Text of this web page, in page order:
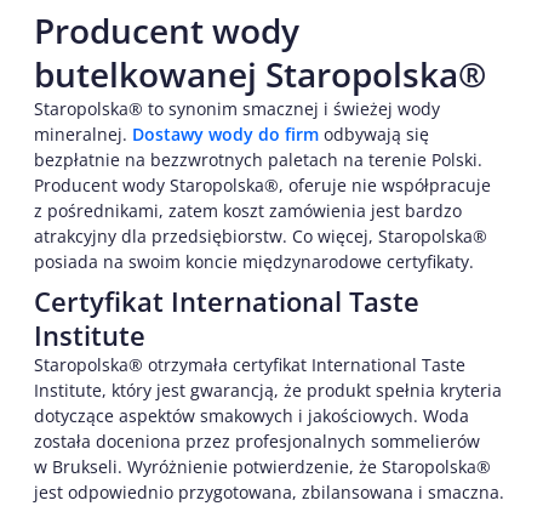
Producent wody
butelkowanej Staropolska®
Staropolska® to synonim smacznej i świeżej wody
mineralnej. Dostawy wody do firm odbywają się
bezpłatnie na bezzwrotnych paletach na terenie Polski.
Producent wody Staropolska®, oferuje nie współpracuje
z pośrednikami, zatem koszt zamówienia jest bardzo
atrakcyjny dla przedsiębiorstw. Co więcej, Staropolska®
posiada na swoim koncie międzynarodowe certyfikaty.
Certyfikat International Taste
Institute
Staropolska® otrzymała certyfikat International Taste
Institute, który jest gwarancją, że produkt spełnia kryteria
dotyczące aspektów smakowych i jakościowych. Woda
została doceniona przez profesjonalnych sommelierów
w Brukseli. Wyróżnienie potwierdzenie, że Staropolska®
jest odpowiednio przygotowana, zbilansowana i smaczna.